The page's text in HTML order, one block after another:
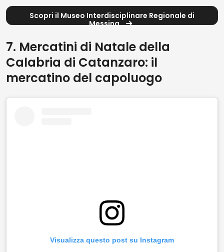
Scopri il Museo Interdisciplinare Regionale di
Messina
7. Mercatini di Natale della
Calabria di Catanzaro: il
mercatino del capoluogo
Visualizza questo post su Instagram